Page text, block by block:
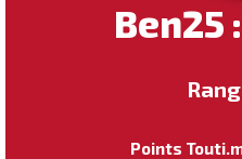
Ben25
Points